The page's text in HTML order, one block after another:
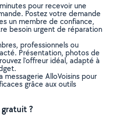
pour recevoir une
Postez votre demande
un membre de confiance,
besoin urgent de réparation
professionnels ou
Présentation, photos de
l'offreur idéal, adapté à
messagerie AlloVoisins pour
grâce aux outils
?